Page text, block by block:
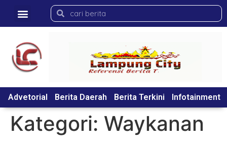
Advetorial Berita Daerah Berita Terkini Infotainment
Kategori: Waykanan